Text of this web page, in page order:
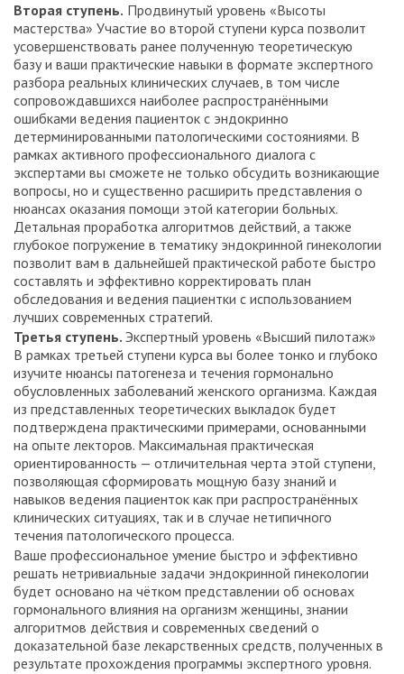
Вторая ступень. Продвинутый уровень «Высоты
мастерства» Участие во второй ступени курса позволит
усовершенствовать ранее полученную теоретическую
базу и ваши практические навыки в формате экспертного
разбора реальных клинических случаев, в том числе
сопровождавшихся наиболее распространёнными
ошибками ведения пациенток с эндокринно
детерминированными патологическими состояниями. В
рамках активного профессионального диалога с
экспертами вы сможете не только обсудить возникающие
вопросы, но и существенно расширить представления о
нюансах оказания помощи этой категории больных.
Детальная проработка алгоритмов действий, а также
глубокое погружение в тематику эндокринной гинекологии
позволит вам в дальнейшей практической работе быстро
составлять и эффективно корректировать план
обследования и ведения пациентки с использованием
лучших современных стратегий.
Третья ступень. Экспертный уровень «Высший пилотаж»
В рамках третьей ступени курса вы более тонко и глубоко
изучите нюансы патогенеза и течения гормонально
обусловленных заболеваний женского организма. Каждая
из представленных теоретических выкладок будет
подтверждена практическими примерами, основанными
на опыте лекторов. Максимальная практическая
ориентированность — отличительная черта этой ступени,
позволяющая сформировать мощную базу знаний и
навыков ведения пациенток как при распространённых
клинических ситуациях, так и в случае нетипичного
течения патологического процесса.
Ваше профессиональное умение быстро и эффективно
решать нетривиальные задачи эндокринной гинекологии
будет основано на чётком представлении об основах
гормонального влияния на организм женщины, знании
алгоритмов действия и современных сведений о
доказательной базе лекарственных средств, полученных в
результате прохождения программы экспертного уровня.